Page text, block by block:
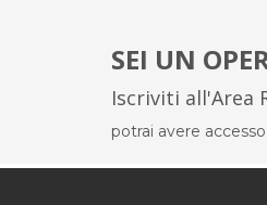
SEI UN
Iscriviti all'Area
potrai avere